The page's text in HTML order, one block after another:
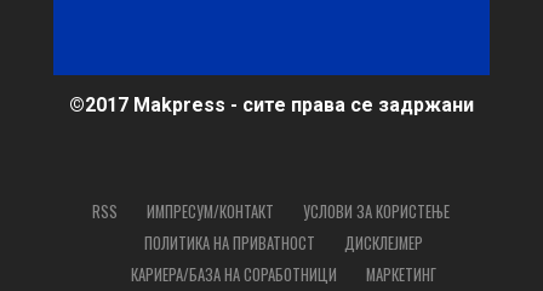
©2017 Makpress - сите права се задржани
RSS ИМПРЕСУМ/КОНТАКТ
УСЛОВИ ЗА КОРИСТЕЊЕ
ПОЛИТИКА НА ПРИВАТНОСТ
ДИСКЛЕЈМЕР
КАРИЕРА/БАЗА НА СОРАБОТНИЦИ
МАРКЕТИНГ